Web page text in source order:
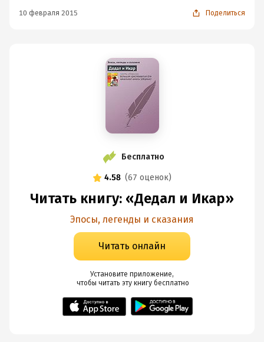
Долго жил Дедал в Сицилии. Последние же годы жизни
10 февраля 2015 Поделиться
Бесплатно
4.58 (67 оценок)
Читать книгу: «Дедал и Икар»
Эпосы, легенды и сказания
Читать онлайн
Установите приложение,
чтобы читать эту книгу бесплатно